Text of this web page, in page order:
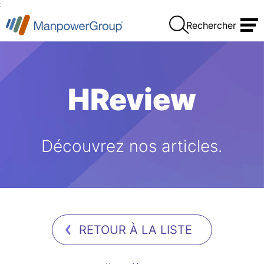
:
Rechercher
HReview
Découvrez nos articles.
RETOUR À LA LISTE